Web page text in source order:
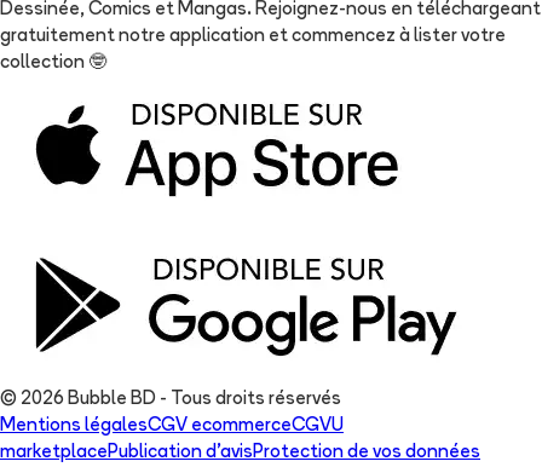
Dessinée, Comics et Mangas. Rejoignez-nous en téléchargeant
gratuitement notre application et commencez à lister votre
collection 🤓
© 2026 Bubble BD - Tous droits réservés
Mentions légalesCGV ecommerceCGVU
marketplacePublication d'avisProtection de vos données